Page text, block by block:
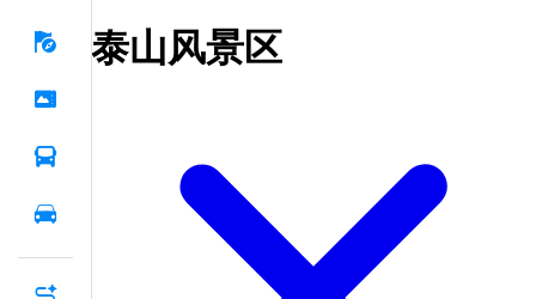
泰山风景区